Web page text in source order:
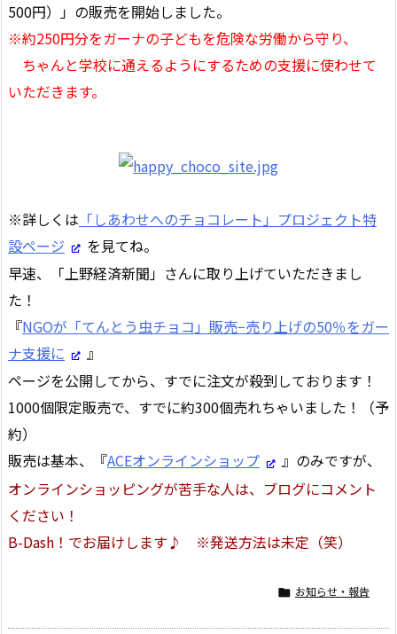
500円）」の販売を開始しました。
※約250円分をガーナの子どもを危険な労働から守り、
ちゃんと学校に通えるようにするための支援に使わせて
いただきます。
※詳しくは 「しあわせへのチョコレート」プロジェクト特
設ページ
を見てね。
早速、「上野経済新聞」さんに取り上げていただきまし
た！
『NGOが「てんとう虫チョコ」販売−売り上げの50％をガー
ナ支援に
』
ページを公開してから、すでに注文が殺到しております！
1000個限定販売で、すでに約300個売れちゃいました！（予
約）
販売は基本、『ACEオンラインショップ
』のみですが、
オンラインショッピングが苦手な人は、ブログにコメント
ください！
B-Dash！でお届けします♪ ※発送方法は未定（笑）
 お知らせ・報告